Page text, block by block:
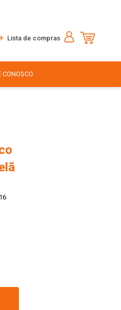
Lista de compras